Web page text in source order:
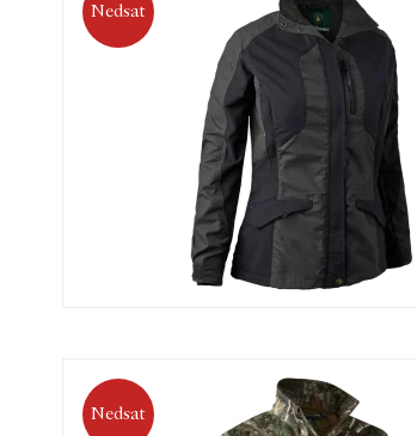
Nedsat
Nedsat